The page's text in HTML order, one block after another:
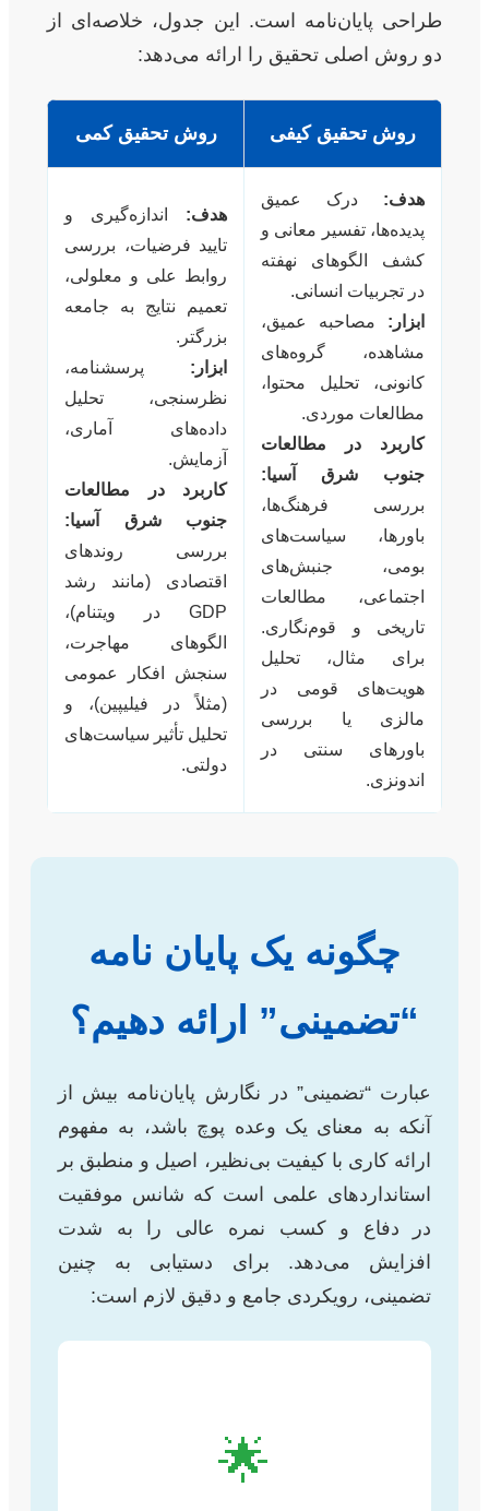
طراحی پایان‌نامه است. این جدول، خلاصه‌ای از
دو روش اصلی تحقیق را ارائه می‌دهد:
روش تحقیق کیفی روش تحقیق کمی
هدف: درک عمیق
پدیده‌ها، تفسیر معانی و
کشف الگوهای نهفته
در تجربیات انسانی.
ابزار: مصاحبه عمیق،
مشاهده، گروه‌های
کانونی، تحلیل محتوا،
مطالعات موردی.
کاربرد در مطالعات
جنوب شرق آسیا:
بررسی فرهنگ‌ها،
باورها، سیاست‌های
بومی، جنبش‌های
اجتماعی، مطالعات
تاریخی و قوم‌نگاری.
برای مثال، تحلیل
هویت‌های قومی در
مالزی یا بررسی
باورهای سنتی در
اندونزی.
هدف: اندازه‌گیری و
تایید فرضیات، بررسی
روابط علی و معلولی،
تعمیم نتایج به جامعه
بزرگتر.
ابزار: پرسشنامه،
نظرسنجی، تحلیل
داده‌های آماری،
آزمایش.
کاربرد در مطالعات
جنوب شرق آسیا:
بررسی روندهای
اقتصادی (مانند رشد
GDP در ویتنام)،
الگوهای مهاجرت،
سنجش افکار عمومی
(مثلاً در فیلیپین)، و
تحلیل تأثیر سیاست‌های
دولتی.
چگونه یک پایان نامه
“تضمینی” ارائه دهیم؟
عبارت “تضمینی” در نگارش پایان‌نامه بیش از
آنکه به معنای یک وعده پوچ باشد، به مفهوم
ارائه کاری با کیفیت بی‌نظیر، اصیل و منطبق بر
استانداردهای علمی است که شانس موفقیت
در دفاع و کسب نمره عالی را به شدت
افزایش می‌دهد. برای دستیابی به چنین
تضمینی، رویکردی جامع و دقیق لازم است:
🌟